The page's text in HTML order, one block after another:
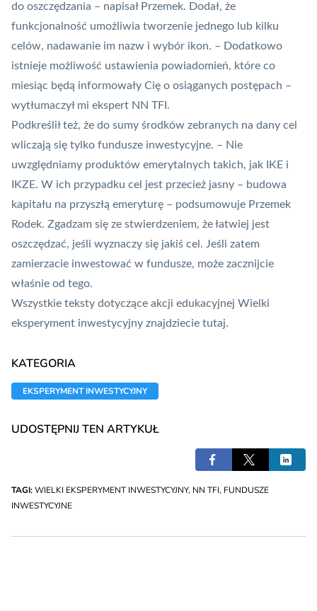
do oszczędzania – napisał Przemek. Dodał, że
funkcjonalność umożliwia tworzenie jednego lub kilku
celów, nadawanie im nazw i wybór ikon. – Dodatkowo
istnieje możliwość ustawienia powiadomień, które co
miesiąc będą informowały Cię o osiąganych postępach –
wytłumaczył mi ekspert NN TFI.
Podkreślił też, że do sumy środków zebranych na dany cel
wliczają się tylko fundusze inwestycyjne. – Nie
uwzględniamy produktów emerytalnych takich, jak IKE i
IKZE. W ich przypadku cel jest przecież jasny – budowa
kapitału na przyszłą emeryturę – podsumowuje Przemek
Rodek. Zgadzam się ze stwierdzeniem, że łatwiej jest
oszczędzać, jeśli wyznaczy się jakiś cel. Jeśli zatem
zamierzacie inwestować w fundusze, może zacznijcie
właśnie od tego.
Wszystkie teksty dotyczące akcji edukacyjnej Wielki
eksperyment inwestycyjny znajdziecie tutaj.
KATEGORIA
EKSPERYMENT INWESTYCYJNY
UDOSTĘPNIJ TEN ARTYKUŁ
TAGI:WIELKI EKSPERYMENT INWESTYCYJNY, NN TFI, FUNDUSZE
INWESTYCYJNE